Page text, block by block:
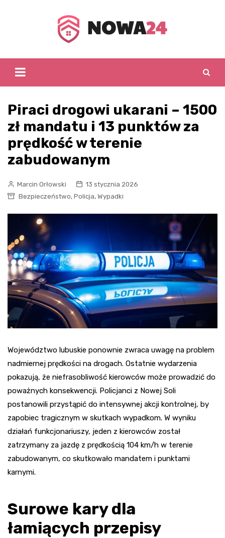
Piraci drogowi ukarani – 1500
zł mandatu i 13 punktów za
prędkość w terenie
zabudowanym
Marcin Orłowski
13 stycznia 2026
Bezpieczeństwo, Policja, Wypadki
Województwo lubuskie ponownie zwraca uwagę na problem
nadmiernej prędkości na drogach. Ostatnie wydarzenia
pokazują, że niefrasobliwość kierowców może prowadzić do
poważnych konsekwencji. Policjanci z Nowej Soli
postanowili przystąpić do intensywnej akcji kontrolnej, by
zapobiec tragicznym w skutkach wypadkom. W wyniku
działań funkcjonariuszy, jeden z kierowców został
zatrzymany za jazdę z prędkością 104 km/h w terenie
zabudowanym, co skutkowało mandatem i punktami
karnymi.
Surowe kary dla
łamiących przepisy